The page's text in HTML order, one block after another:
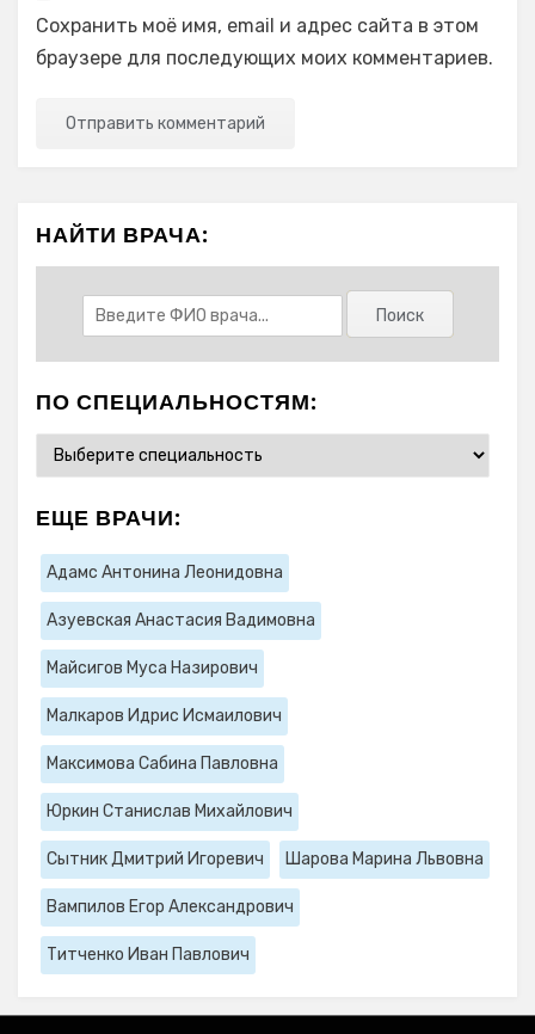
Сохранить моё имя, email и адрес сайта в этом
браузере для последующих моих комментариев.
НАЙТИ ВРАЧА:
ПО СПЕЦИАЛЬНОСТЯМ:
ЕЩЕ ВРАЧИ:
Адамс Антонина Леонидовна
Азуевская Анастасия Вадимовна
Майсигов Муса Назирович
Малкаров Идрис Исмаилович
Максимова Сабина Павловна
Юркин Станислав Михайлович
Сытник Дмитрий Игоревич Шарова Марина Львовна
Вампилов Егор Александрович
Титченко Иван Павлович